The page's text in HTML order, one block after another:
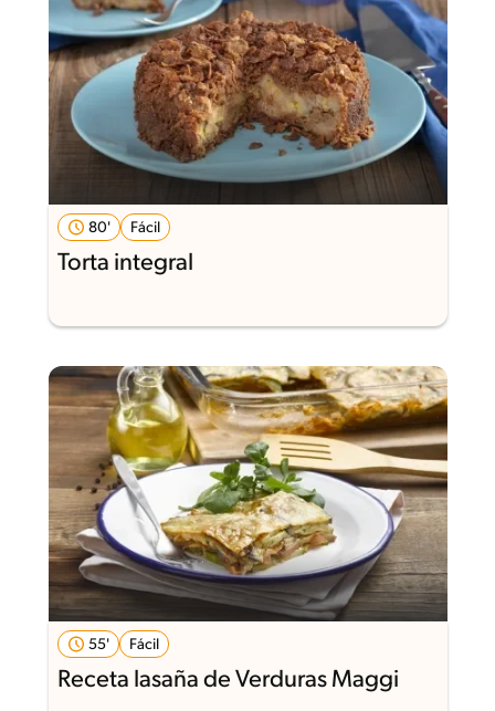
80' Fácil
Torta integral
55' Fácil
Receta lasaña de Verduras Maggi